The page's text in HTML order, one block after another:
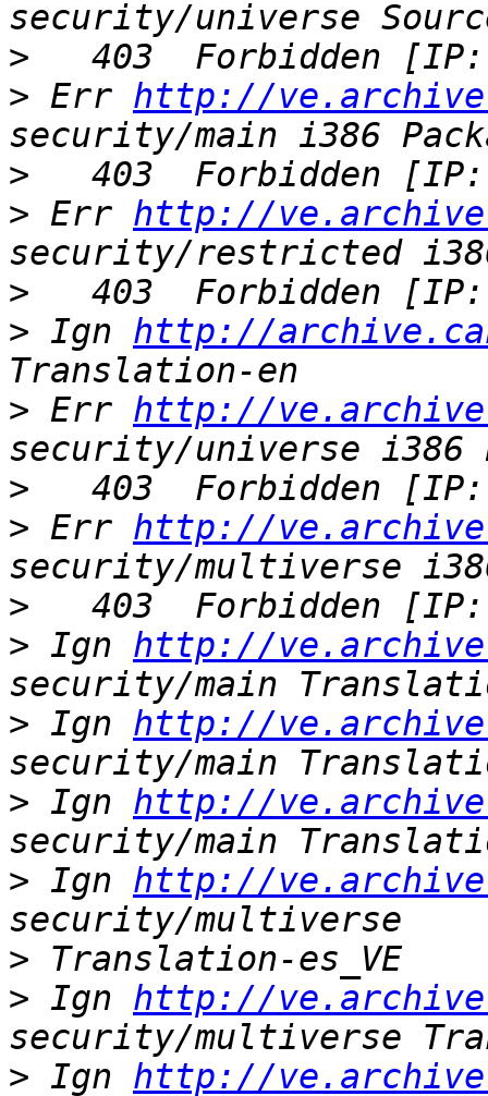
>
> Err http://
>
> Err http://
>
> Ign http://
> Err http://
>
> Err http://
>
> Ign http://
> Ign http://
> Ign http://
> Ign http://
>
> Ign http://
> Ign http://